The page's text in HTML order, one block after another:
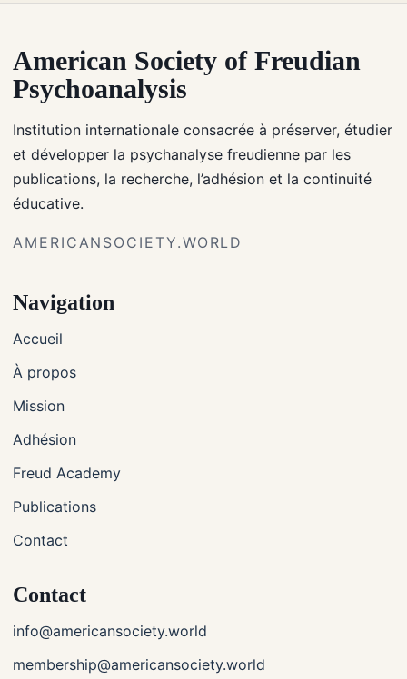
American Society of Freudian
Psychoanalysis
Institution internationale consacrée à préserver, étudier
et développer la psychanalyse freudienne par les
publications, la recherche, l’adhésion et la continuité
éducative.
AMERICANSOCIETY.WORLD
Navigation
Accueil
À propos
Mission
Adhésion
Freud Academy
Publications
Contact
Contact
info@americansociety.world
membership@americansociety.world